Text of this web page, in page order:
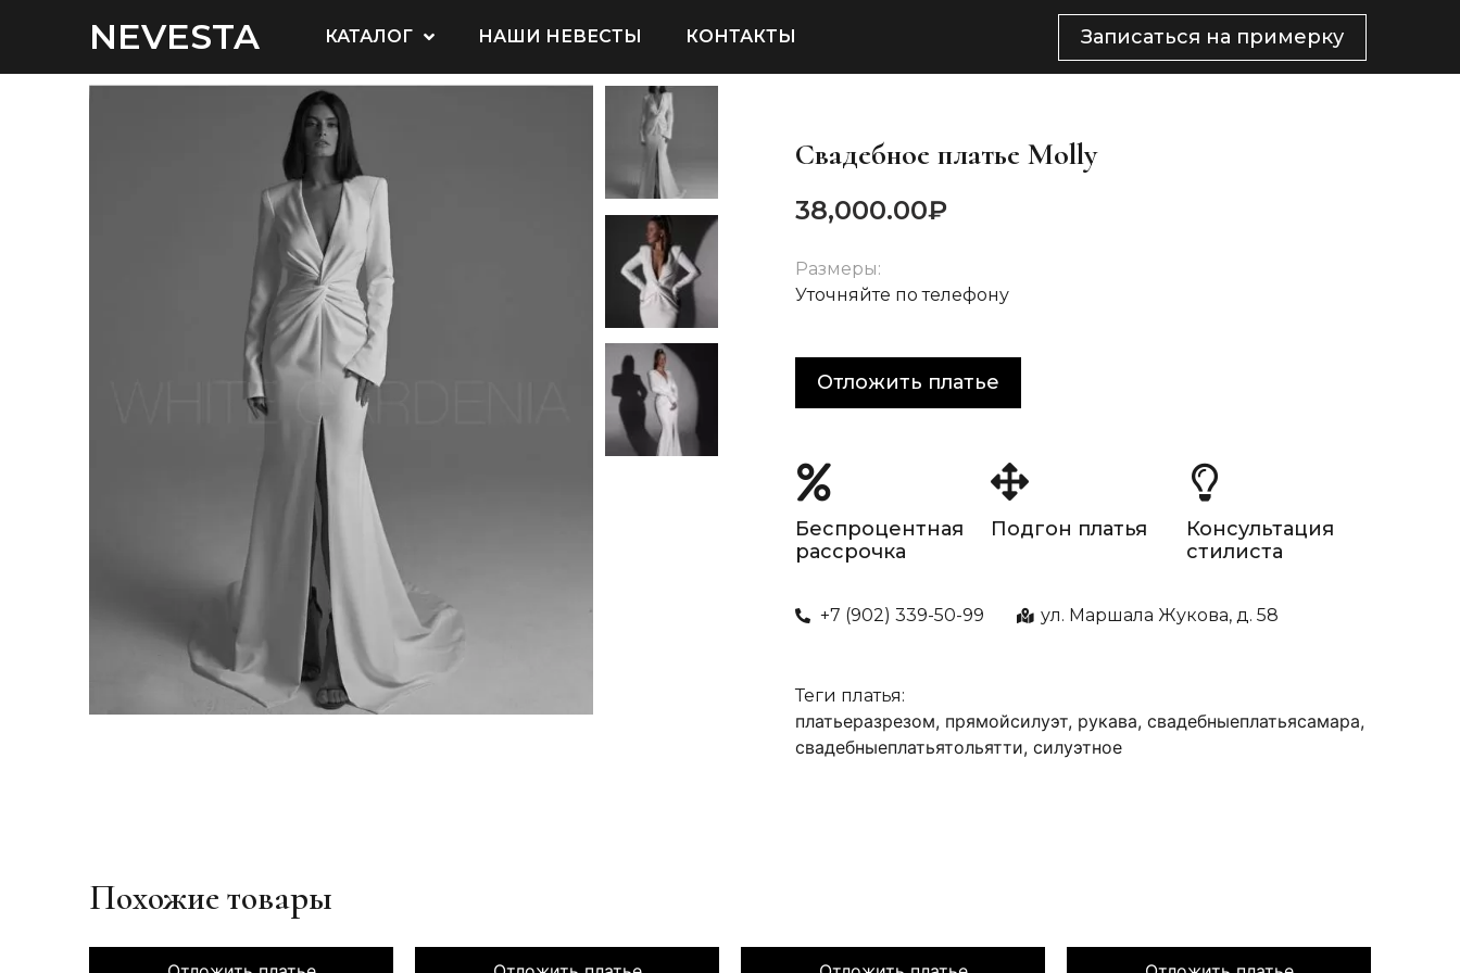
NEVESTA КАТАЛОГ НАШИ НЕВЕСТЫ КОНТАКТЫ Записаться на примерку
Свадебное платье Molly
38,000.00₽
Размеры:
Уточняйте по телефону
Отложить платье
Беспроцентная
рассрочка
Подгон платья
Консультация
стилиста
+7 (902) 339-50-99 ул. Маршала Жукова, д. 58
Теги платья:
платьеразрезом, прямойсилуэт, рукава, свадебныеплатьясамара,
свадебныеплатьятольятти, силуэтное
Похожие товары